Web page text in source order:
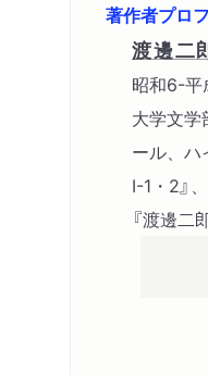
著作者プロ
渡邊二
昭和6-平
大学文
ール、ハ
Ⅰ-1・2』
『渡邊二